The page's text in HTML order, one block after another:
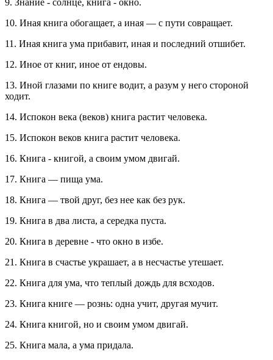
9. Знание - солнце, книга - окно.
10. Иная книга обогащает, а иная — с пути совращает.
11. Иная книга ума прибавит, иная и последний отшибет.
12. Иное от книг, иное от ендовы.
13. Иной глазами по книге водит, а разум у него стороной
ходит.
14. Испокон века (веков) книга растит человека.
15. Испокон веков книга растит человека.
16. Книга - книгой, а своим умом двигай.
17. Книга — пища ума.
18. Книга — твой друг, без нее как без рук.
19. Книга в два листа, а середка пуста.
20. Книга в деревне - что окно в избе.
21. Книга в счастье украшает, а в несчастье утешает.
22. Книга для ума, что теплый дождь для всходов.
23. Книга книге — рознь: одна учит, другая мучит.
24. Книга книгой, но и своим умом двигай.
25. Книга мала, а ума придала.